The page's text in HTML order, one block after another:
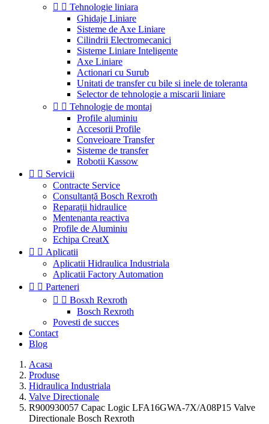
  Tehnologie liniara
Ghidaje Liniare
Sisteme de Axe Liniare
Cilindrii Electromecanici
Sisteme Liniare Inteligente
Axe Liniare
Actionari cu Surub
Unitati de transfer cu bile si inele de toleranta
Selector de tehnologie a miscarii liniare
  Tehnologie de montaj
Profile aluminiu
Accesorii Profile
Conveioare Transfer
Sisteme de transfer
Robotii Kassow
  Servicii
Contracte Service
Consultanță Bosch Rexroth
Reparații hidraulice
Mentenanta reactiva
Profile de Aluminiu
Echipa CreatX
  Aplicatii
Aplicatii Hidraulica Industriala
Aplicatii Factory Automation
  Parteneri
  Bosxh Rexroth
Bosch Rexroth
Povesti de succes
Contact
Blog
Acasa
Produse
Hidraulica Industriala
Valve Directionale
R900930057 Capac Logic LFA16GWA-7X/A08P15 Valve
Directionale Bosch Rexroth